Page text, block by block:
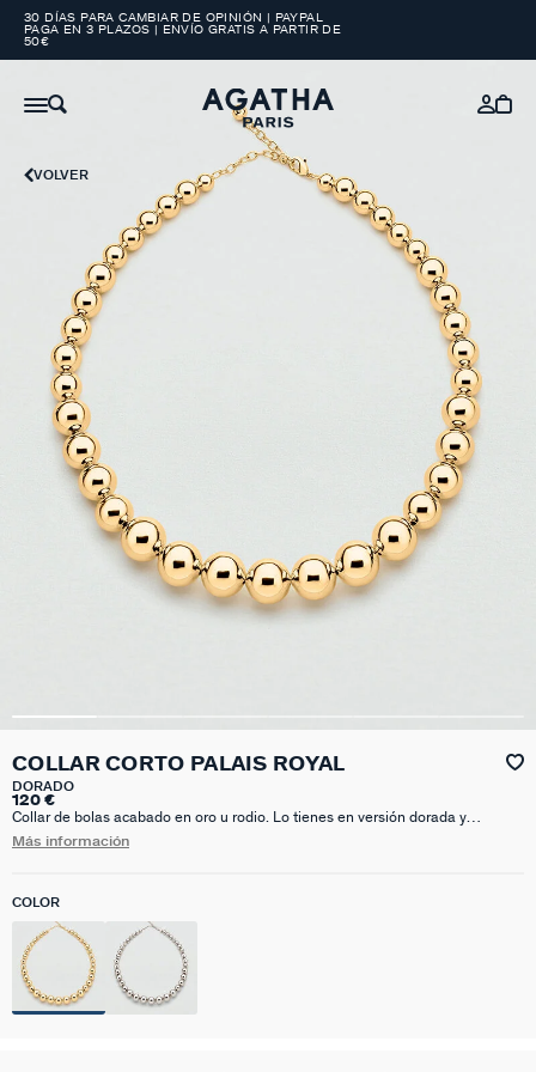
30 DÍAS PARA CAMBIAR DE OPINIÓN | PAYPAL
PAGA EN 3 PLAZOS | ENVÍO GRATIS A PARTIR DE
50€
VOLVER
COLLAR CORTO PALAIS ROYAL
DORADO
120 €
Collar de bolas acabado en oro u rodio. Lo tienes en versión dorada y
plateada. Destaca por su ligereza, no notarás que lo llevas. Es perfecto para
Esta joya mide 420 mm con un alargo extra de 50 mm
Más información
COLOR